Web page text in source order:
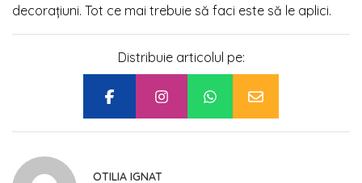
decorațiuni. Tot ce mai trebuie să faci este să le aplici.
Distribuie articolul pe:
OTILIA IGNAT